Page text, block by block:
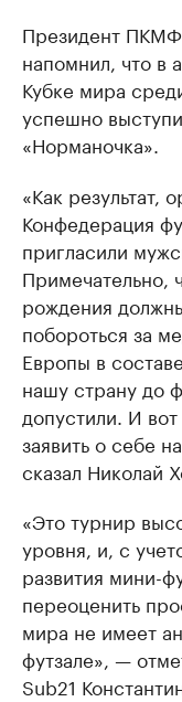
Президент ПКМФ
напомнил, что в
Кубке мира
успешно
«Норманочка».
«Как результат,
Конфедерация
пригласили
Примечательно,
рождения
побороться за
Европы в
нашу страну до
допустили. И
заявить о себе
сказал Николай
«Это турнир
уровня, и, с
развития мини-
переоценить
мира не имеет
футзале», —
Sub21